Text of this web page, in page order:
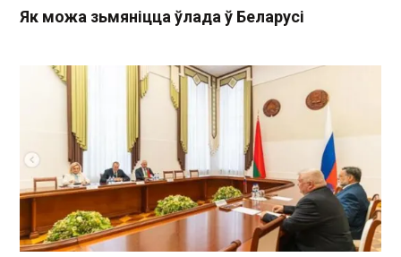
Як можа зьмяніцца ўлада ў Беларусі